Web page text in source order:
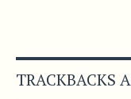
TRACKBACKS